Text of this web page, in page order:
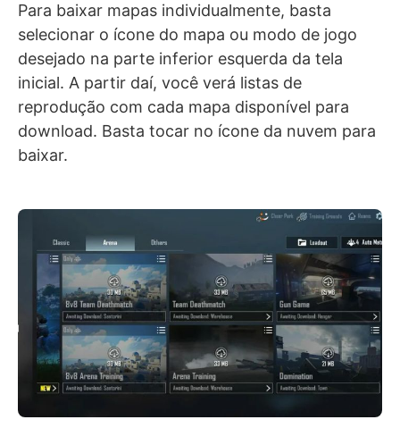
Para baixar mapas individualmente, basta
selecionar o ícone do mapa ou modo de jogo
desejado na parte inferior esquerda da tela
inicial. A partir daí, você verá listas de
reprodução com cada mapa disponível para
download. Basta tocar no ícone da nuvem para
baixar.